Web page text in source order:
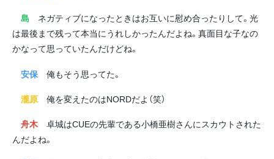
島 ネガティブになったときはお互いに慰め合ったりして。光
は最後まで残って本当にうれしかったんだよね。真面目な子なの
かなって思っていたんだけどね。
安保 俺もそう思ってた。
瀧原 俺を変えたのはNORDだよ（笑）
舟木 卓城はCUEの先輩である小橋亜樹さんにスカウトされた
んだよね。